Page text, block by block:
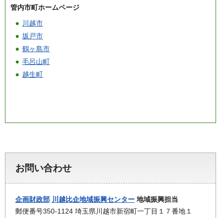
管内市町ホームページ
川越市
坂戸市
鶴ヶ島市
毛呂山町
越生町
お問い合わせ
企画財政部 川越比企地域振興センター 地域振興担当
郵便番号350-1124 埼玉県川越市新宿町一丁目１７番地１